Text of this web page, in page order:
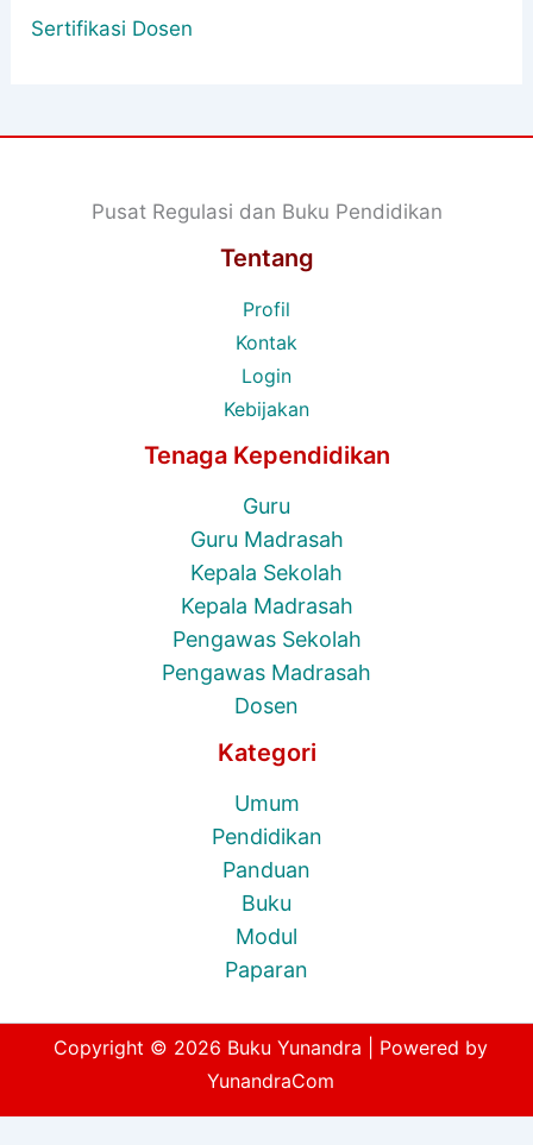
Sertifikasi Dosen
Pusat Regulasi dan Buku Pendidikan
Tentang
Profil
Kontak
Login
Kebijakan
Tenaga Kependidikan
Guru
Guru Madrasah
Kepala Sekolah
Kepala Madrasah
Pengawas Sekolah
Pengawas Madrasah
Dosen
Kategori
Umum
Pendidikan
Panduan
Buku
Modul
Paparan
Copyright © 2026 Buku Yunandra | Powered by
YunandraCom